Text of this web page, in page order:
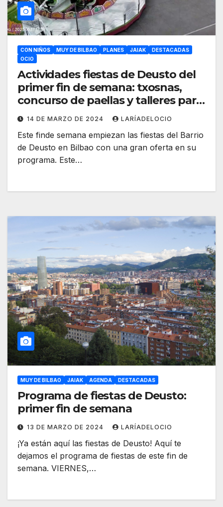
CON NIÑOS MUY DE BILBAO PLANES JAIAK
DESTACADAS
OCIO
Actividades fiestas de Deusto del
primer fin de semana: txosnas,
concurso de paellas y talleres para
niños
14 DE MARZO DE 2024 LARÍADELOCIO
Este finde semana empiezan las fiestas del Barrio
de Deusto en Bilbao con una gran oferta en su
programa. Este…
MUY DE BILBAO JAIAK AGENDA DESTACADAS
Programa de fiestas de Deusto:
primer fin de semana
13 DE MARZO DE 2024 LARÍADELOCIO
¡Ya están aquí las fiestas de Deusto! Aquí te
dejamos el programa de fiestas de este fin de
semana. VIERNES,…